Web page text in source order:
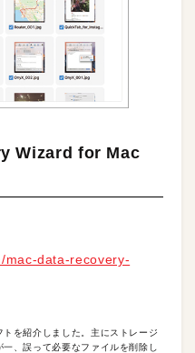
Wizard for Mac
mac-data-recovery-
を紹介しました。主にストレージ
、誤って必要なファイルを削除し